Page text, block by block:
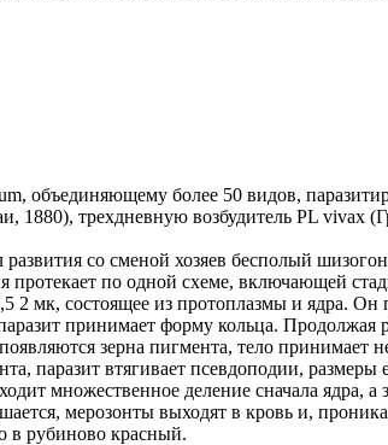
объединяющему более 50 видов,
1880), трехдневную возбудитель PL vivax
со сменой хозяев бесполый
протекает по одной схеме, включающей
мк, состоящее из протоплазмы и ядра. Он
принимает форму кольца.
зерна пигмента, тело
втягивает псевдоподии, размеры
множественное деление сначала ядра,
мерозонты выходят в кровь и,
в рубиново красный.